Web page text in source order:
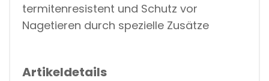
termitenresistent und Schutz vor
Nagetieren durch spezielle Zusätze
Artikeldetails